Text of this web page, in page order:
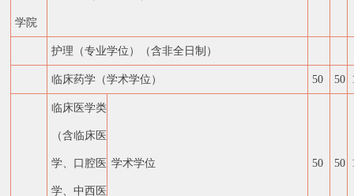
学院
护理（专业学位）（含非全日制）
临床药学（学术学位） 50 50
临床医学类
（含临床医
学、口腔医
学、中西医
学术学位 50 50